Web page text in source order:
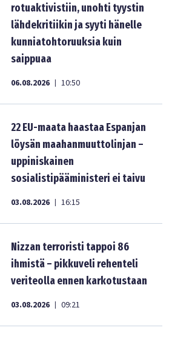
rotuaktivistiin, unohti tyystin
lähdekritiikin ja syyti hänelle
kunniatohtoruuksia kuin
saippuaa
06.08.2026 | 10:50
22 EU-maata haastaa Espanjan
löysän maahanmuuttolinjan –
uppiniskainen
sosialistipääministeri ei taivu
03.08.2026 | 16:15
Nizzan terroristi tappoi 86
ihmistä – pikkuveli rehenteli
veriteolla ennen karkotustaan
03.08.2026 | 09:21